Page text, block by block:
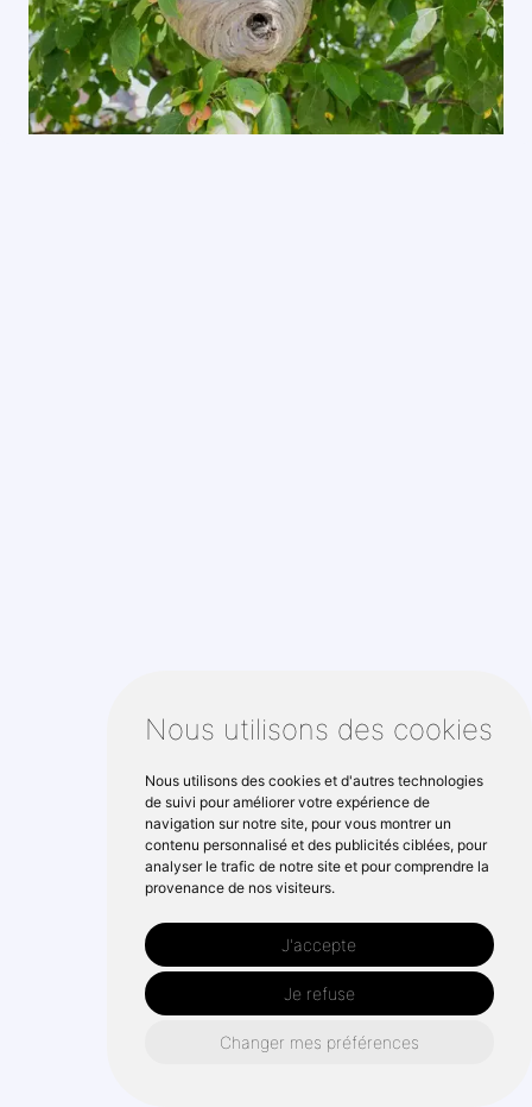
Nous utilisons des cookies
Nous utilisons des cookies et d'autres technologies
de suivi pour améliorer votre expérience de
navigation sur notre site, pour vous montrer un
contenu personnalisé et des publicités ciblées, pour
analyser le trafic de notre site et pour comprendre la
provenance de nos visiteurs.
J'accepte
Je refuse
Changer mes préférences